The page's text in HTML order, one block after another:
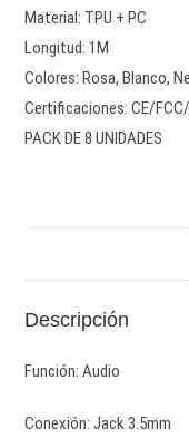
Material: TPU + PC
Longitud: 1M
Colores: Rosa, Blanco,
Certificaciones: CE/
PACK DE 8 UNIDADES
Descripción
Función: Audio
Conexión: Jack 3.5mm